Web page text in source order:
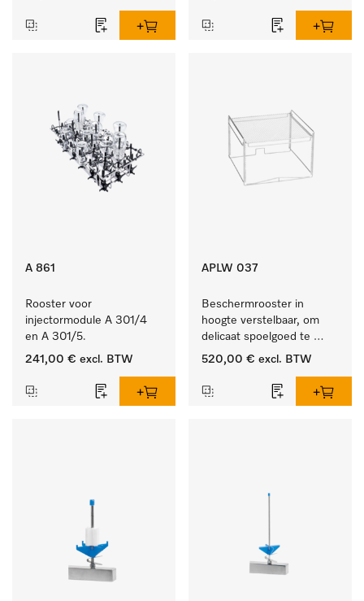
A 861
Rooster voor
injectormodule A 301/4
en A 301/5.
241,00 € excl. BTW
APLW 037
Beschermrooster in
hoogte verstelbaar, om
delicaat spoelgoed te
fixeren
520,00 € excl. BTW